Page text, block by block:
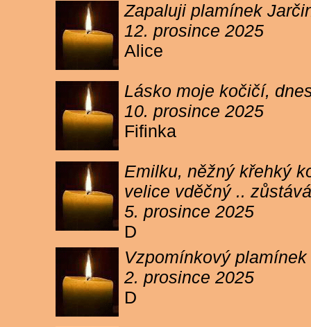
Zapaluji plamínek
12. prosince 2025
Alice
Lásko moje kočičí,
10. prosince 2025
Fifinka
Emilku, něžný křehký
velice vděčný ..
5. prosince 2025
D
Vzpomínkový
2. prosince 2025
D